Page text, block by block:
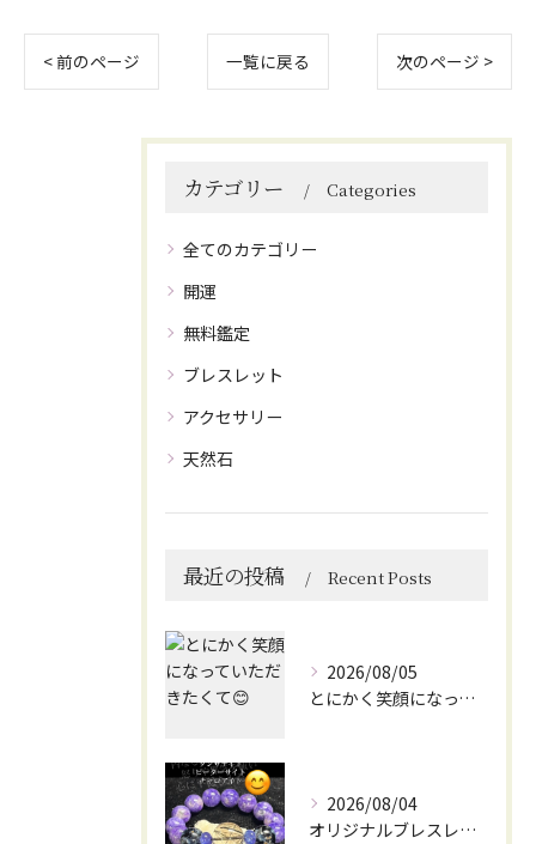
< 前のページ 一覧に戻る 次のページ >
カテゴリー Categories
全てのカテゴリー
開運
無料鑑定
ブレスレット
アクセサリー
天然石
最近の投稿 Recent Posts
2026/08/05
とにかく笑顔になっていただきたくて😊
2026/08/04
オリジナルブレスレット作成してみました😊